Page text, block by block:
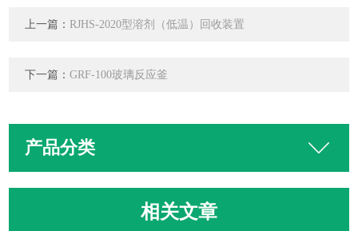
上一篇： RJHS-2020型溶剂（低温）回收装置
下一篇：GRF-100玻璃反应釜
产品分类
相关文章